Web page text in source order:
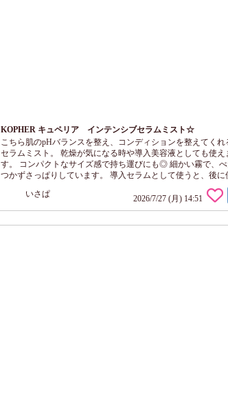
KOPHER キュペリア インテンシブセラムミスト☆
こちら肌のpHバランスを整え、コンディションを整えてくれ
セラムミスト。 乾燥が気になる時や導入美容液としても使え
す。 コンパクトなサイズ感で持ち運びにも◎ 細かい霧で、べ
つかずさっぱりしています。 導入セラムとして使うと、後に
うスキンケアの肌なじみがよいです。 香りなく、誰にでも使
やすそう。 エアコンと汗でごわつきが気になった時や、メイ
直し時にも使ってます。 娘はニキビ肌でキュペリアインテン
いさぱ 2026/7/27 (月) 14:51